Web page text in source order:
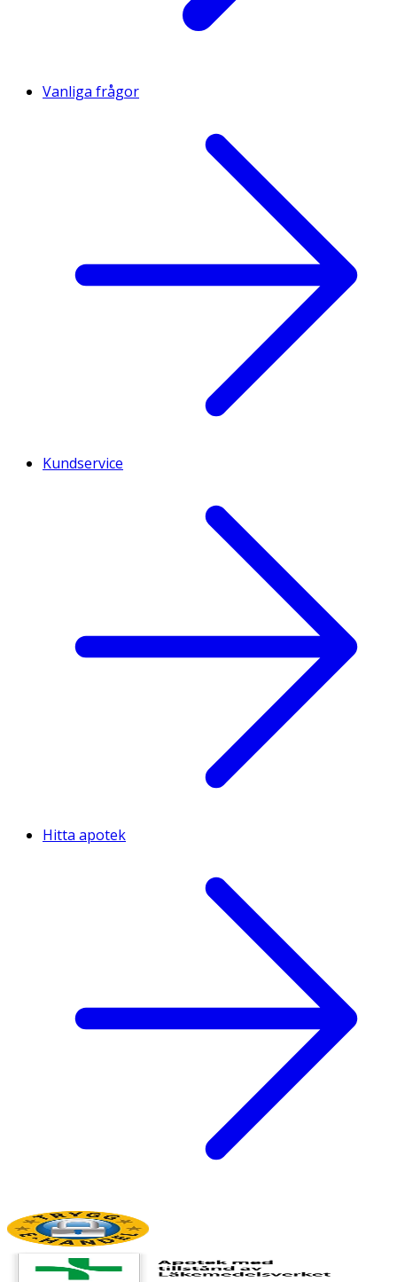
Vanliga frågor
Kundservice
Hitta apotek